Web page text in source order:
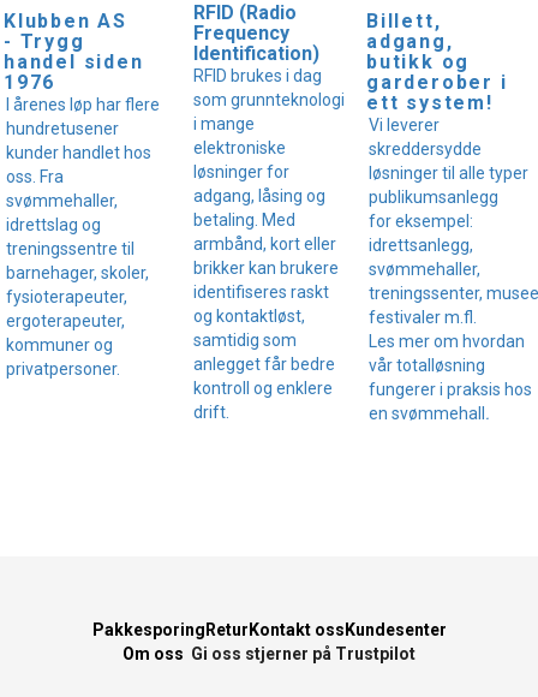
Klubben AS
- Trygg
handel siden
1976
I årenes løp har flere
hundretusener
kunder handlet hos
oss. Fra
svømmehaller,
idrettslag og
treningssentre til
barnehager, skoler,
fysioterapeuter,
ergoterapeuter,
kommuner og
privatpersoner.
RFID (Radio
Frequency
Identification)
RFID brukes i dag
som grunnteknologi
i mange
elektroniske
løsninger for
adgang, låsing og
betaling. Med
armbånd, kort eller
brikker kan brukere
identifiseres raskt
og kontaktløst,
samtidig som
anlegget får bedre
kontroll og enklere
drift.
Billett,
adgang,
butikk og
garderober i
ett system!
Vi leverer
skreddersydde
løsninger til alle typer
publikumsanlegg
for eksempel:
idrettsanlegg,
svømmehaller,
treningssenter,
festivaler m.fl.
Les mer om hvordan
vår totalløsning
fungerer i praksis hos
en svømmehall .
Pakkesporing Retur Kontakt oss Kundesenter
Om oss Gi oss stjerner på Trustpilot